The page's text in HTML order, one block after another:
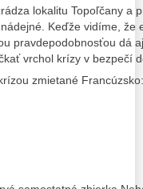
lokalitu Topoľčany a
Keďže vidíme, že
pravdepodobnosťou dá
vrchol krízy v bezpečí
zmietané Francúzsko: